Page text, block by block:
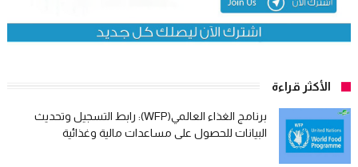
الأكثر قراءة
برنامج الغذاء العالمي(WFP): رابط التسجيل وتحديث
البيانات للحصول على مساعدات مالية وغذائية